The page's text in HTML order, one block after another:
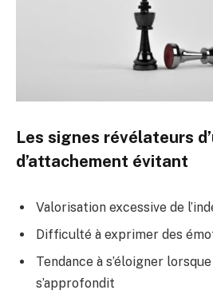
Les signes révélateurs
d’attachement évitant
Valorisation excessive de
Difficulté à exprimer des
Tendance à s’éloigner
s’approfondit